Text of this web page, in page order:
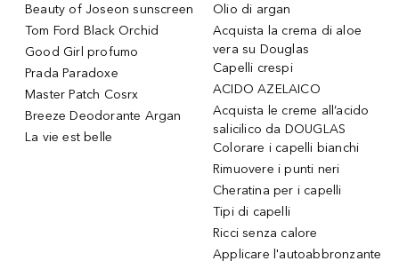
Beauty of Joseon sunscreen
Tom Ford Black Orchid
Good Girl profumo
Prada Paradoxe
Master Patch Cosrx
Breeze Deodorante Argan
La vie est belle
Olio di argan
Acquista la crema di aloe
vera su Douglas
Capelli crespi
ACIDO AZELAICO
Acquista le creme all’acido
salicilico da DOUGLAS
Colorare i capelli bianchi
Rimuovere i punti neri
Cheratina per i capelli
Tipi di capelli
Ricci senza calore
Applicare l'autoabbronzante